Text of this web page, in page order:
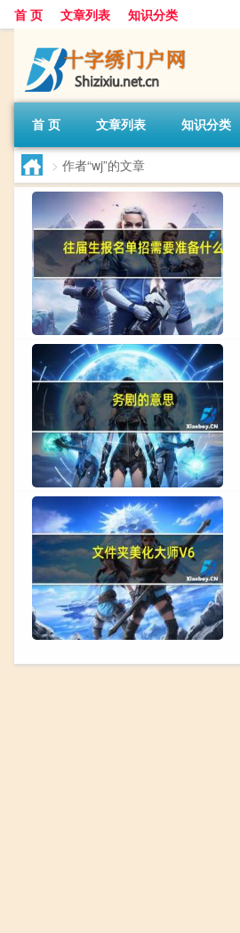
首 页 文章列表 知识分类
首 页 文章列表 知识分类
> 作者“wj”的文章